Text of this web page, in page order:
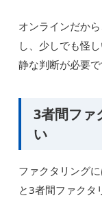
オンラインだか
し、少しでも怪
静な判断が必要で
3者間ファ
い
ファクタリング
と3者間ファクタ